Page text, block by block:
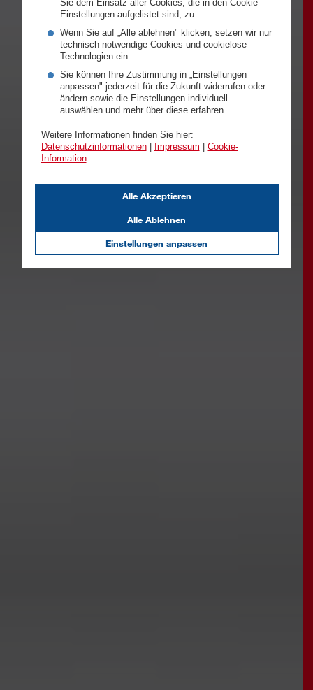
Sie dem Einsatz aller Cookies, die in den Cookie
Einstellungen aufgelistet sind, zu.
Wenn Sie auf „Alle ablehnen" klicken, setzen wir nur
technisch notwendige Cookies und cookielose
Technologien ein.
Sie können Ihre Zustimmung in „Einstellungen
anpassen" jederzeit für die Zukunft widerrufen oder
ändern sowie die Einstellungen individuell
auswählen und mehr über diese erfahren.
Weitere Informationen finden Sie hier:
Datenschutzinformationen| Impressum
Cookie-
Information
Einstellungen anpassen
Alle Ablehnen
Alle Akzeptieren